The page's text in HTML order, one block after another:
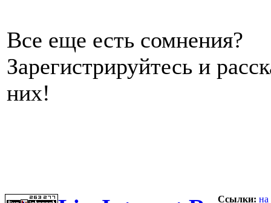
Все еще есть сомнения?
Зарегистрируйтесь и
них!
Ссылки: на